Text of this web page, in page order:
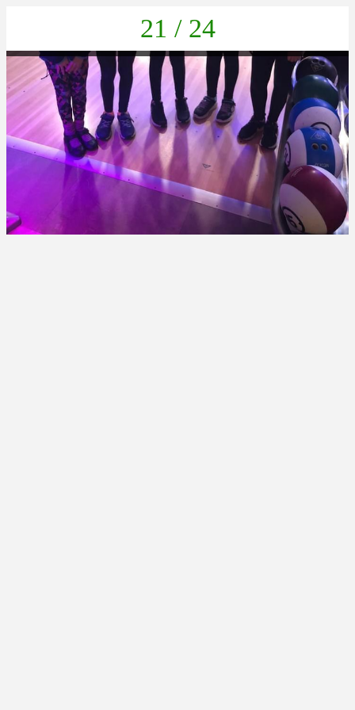
21 / 24
59234E5F-5901-486E-9162-B0A302FD474A